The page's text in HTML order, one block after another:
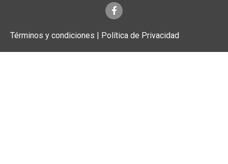
Términos y condiciones | Política de Privacidad